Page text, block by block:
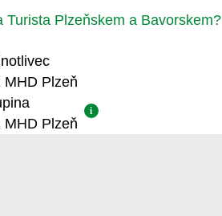
Turista Plzeňskem a Bavorskem?
MHD Plzeň
MHD Plzeň
i